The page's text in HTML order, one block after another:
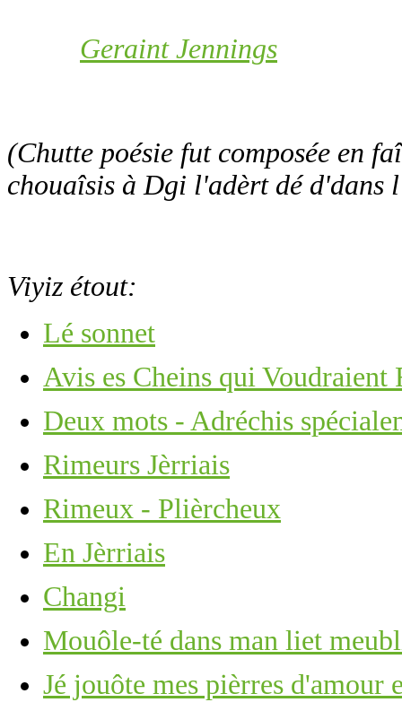
Geraint Jennings
(Chutte poésie fut composée en
chouaîsis à Dgi l'adèrt dé d'dans
Viyiz étout:
Lé sonnet
Avis es Cheins qui Voudraient
Deux mots - Adréchis
Rimeurs Jèrriais
Rimeux - Plièrcheux
En Jèrriais
Changi
Mouôle-té dans man liet
Jé jouôte mes pièrres d'amour